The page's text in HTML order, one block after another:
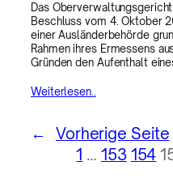
Das
Beschluss vom 4. Oktober
einer Ausländerbehörde
Rahmen ihres Ermessens
Gründen den Aufenthalt
Weiterlesen..
←
Vorherige Seite
1 … 153 154